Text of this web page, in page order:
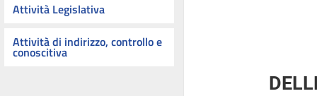
Attività Legislativa
Attività di indirizzo, controllo e
conoscitiva